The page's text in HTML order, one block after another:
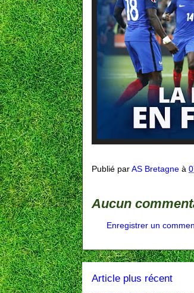
Publié parAS Bretagne à
Aucun
Enregistrer un
Article plus récent